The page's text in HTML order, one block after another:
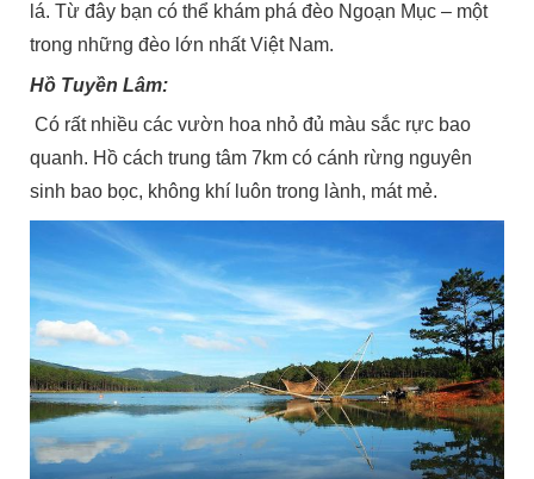
lá. Từ đây bạn có thể khám phá đèo Ngoạn Mục – một
trong những đèo lớn nhất Việt Nam.
Hồ Tuyền Lâm:
Có rất nhiều các vườn hoa nhỏ đủ màu sắc rực bao
quanh. Hồ cách trung tâm 7km có cánh rừng nguyên
sinh bao bọc, không khí luôn trong lành, mát mẻ.